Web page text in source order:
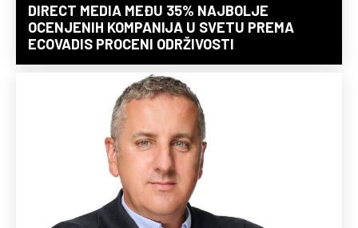
DIRECT MEDIA MEĐU 35% NAJBOLJE
OCENJENIH KOMPANIJA U SVETU PREMA
ECOVADIS PROCENI ODRŽIVOSTI